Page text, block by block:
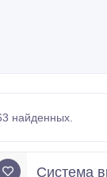
найденных.
Система